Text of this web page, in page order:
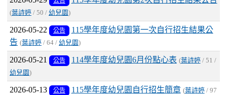
(葉詩婷 / 50 / 幼兒園 )
2026-05-22 公告
115學年度幼兒園第一次自行招生結果公
告 (葉詩婷 / 64 / 幼兒園)
2026-05-21 公告 114學年度幼兒園6月份點心表 (葉詩婷/ 51 /
幼兒園 )
2026-05-13 公告 115學年度幼兒園自行招生簡章 (葉詩婷/ 97